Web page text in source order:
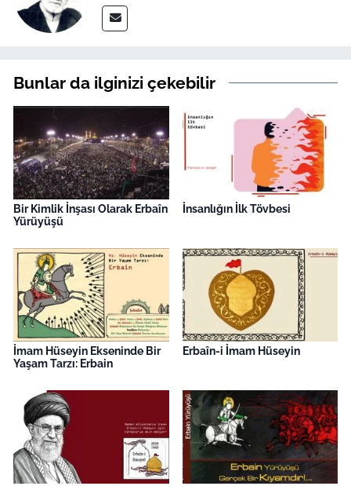
Bunlar da ilginizi çekebilir
Bir Kimlik İnşası Olarak Erbaîn
Yürüyüşü
İnsanlığın İlk Tövbesi
İmam Hüseyin Ekseninde Bir
Yaşam Tarzı: Erbain
Erbaîn-i İmam Hüseyin